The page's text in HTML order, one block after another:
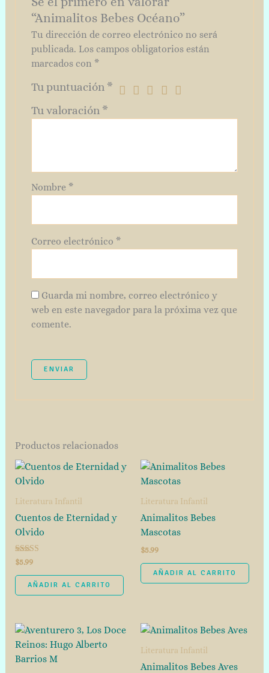
“Animalitos Bebes Océano”
Tu dirección de correo electrónico no será
publicada. Los campos obligatorios están
marcados con *
Tu puntuación *
Tu valoración *
Nombre *
Correo electrónico *
Guarda mi nombre, correo electrónico y
web en este navegador para la próxima vez que
comente.
Productos relacionados
Literatura Infantil
Cuentos de Eternidad y
Olvido
Valorado
con
3.67
de 5
$5.99
AÑADIR AL CARRITO
Literatura Infantil
Animalitos Bebes
Mascotas
$5.99
AÑADIR AL CARRITO
Literatura Infantil
Animalitos Bebes Aves